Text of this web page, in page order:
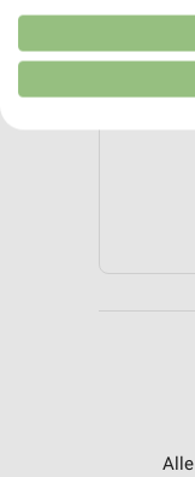
Verwendung
Erstellung von
Erstellung von
Verwendung von
Analyse von
Entwicklung und